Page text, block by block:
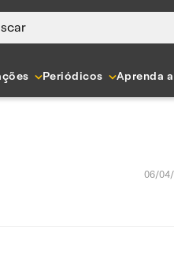
Periódicos Aprenda
06/04/